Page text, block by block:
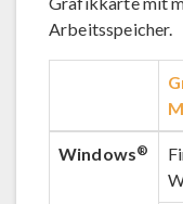
Arbeitsspeicher.
Windows®